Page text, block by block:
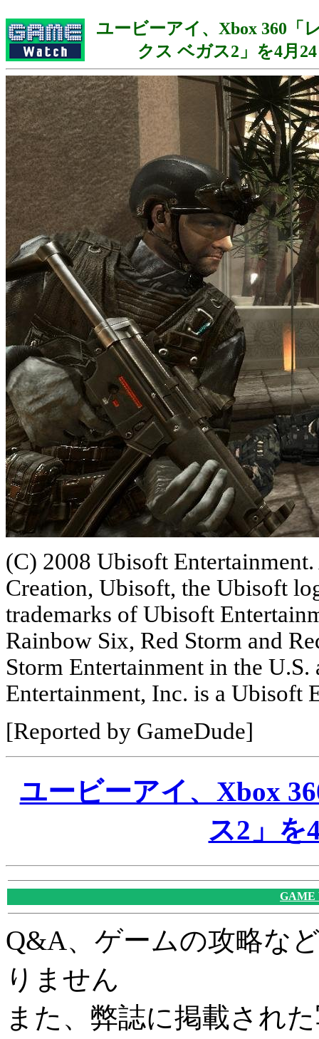
ユービーアイ、Xbox 360「
クス ベガス2」を4月
(C) 2008 Ubisoft
Creation, Ubisoft, the Ubisoft
trademarks of Ubisoft
Rainbow Six, Red Storm and
Storm Entertainment in the
Entertainment, Inc. is a Ubisoft
[Reported by GameDude]
ユービーアイ、Xbox
ス2」を
GAME
Q&A、ゲームの攻略な
りません
また、弊誌に掲載され